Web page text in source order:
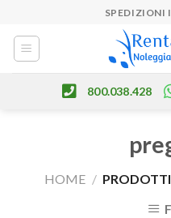
content
SPEDIZIONI
800.038.428
HOME / PRODOTTI